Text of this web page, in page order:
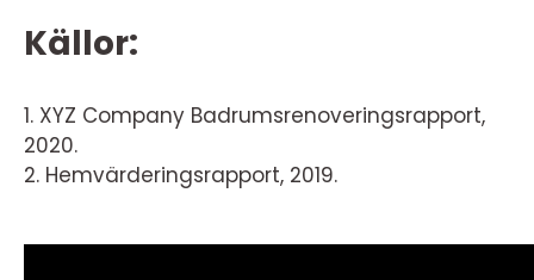
Källor:
1. XYZ Company Badrumsrenoveringsrapport,
2020.
2. Hemvärderingsrapport, 2019.